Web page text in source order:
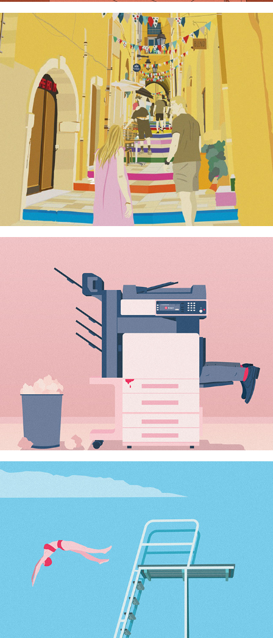
Montpellier
Êtes-vous prêts à plonger en 2024 ?